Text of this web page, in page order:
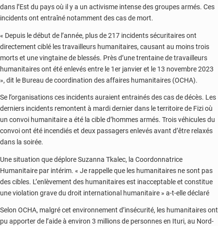
dans l’Est du pays où il y a un activisme intense des groupes armés. Ces
incidents ont entraîné notamment des cas de mort.
« Depuis le début de l’année, plus de 217 incidents sécuritaires ont
directement ciblé les travailleurs humanitaires, causant au moins trois
morts et une vingtaine de blessés. Près d’une trentaine de travailleurs
humanitaires ont été enlevés entre le 1er janvier et le 13 novembre 2023
», dit le Bureau de coordination des affaires humanitaires (OCHA).
Se l’organisations ces incidents auraient entrainés des cas de décès. Les
derniers incidents remontent à mardi dernier dans le territoire de Fizi où
un convoi humanitaire a été la cible d’hommes armés. Trois véhicules du
convoi ont été incendiés et deux passagers enlevés avant d’être relaxés
dans la soirée.
Une situation que déplore Suzanna Tkalec, la Coordonnatrice
Humanitaire par intérim. « Je rappelle que les humanitaires ne sont pas
des cibles. L’enlèvement des humanitaires est inacceptable et constitue
une violation grave du droit international humanitaire » a-t-elle déclaré
Selon OCHA, malgré cet environnement d’insécurité, les humanitaires ont
pu apporter de l’aide à environ 3 millions de personnes en Ituri, au Nord-